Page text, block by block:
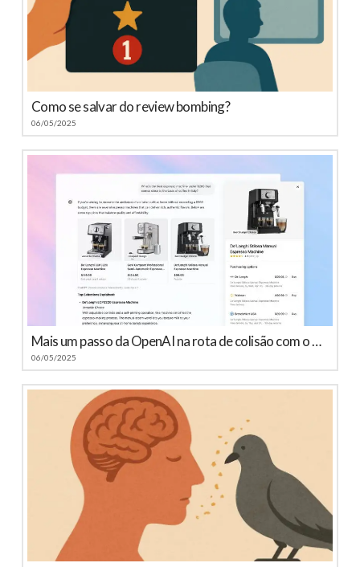
Como se salvar do review bombing?
06/05/2025
Mais um passo da OpenAI na rota de colisão com o Google
06/05/2025